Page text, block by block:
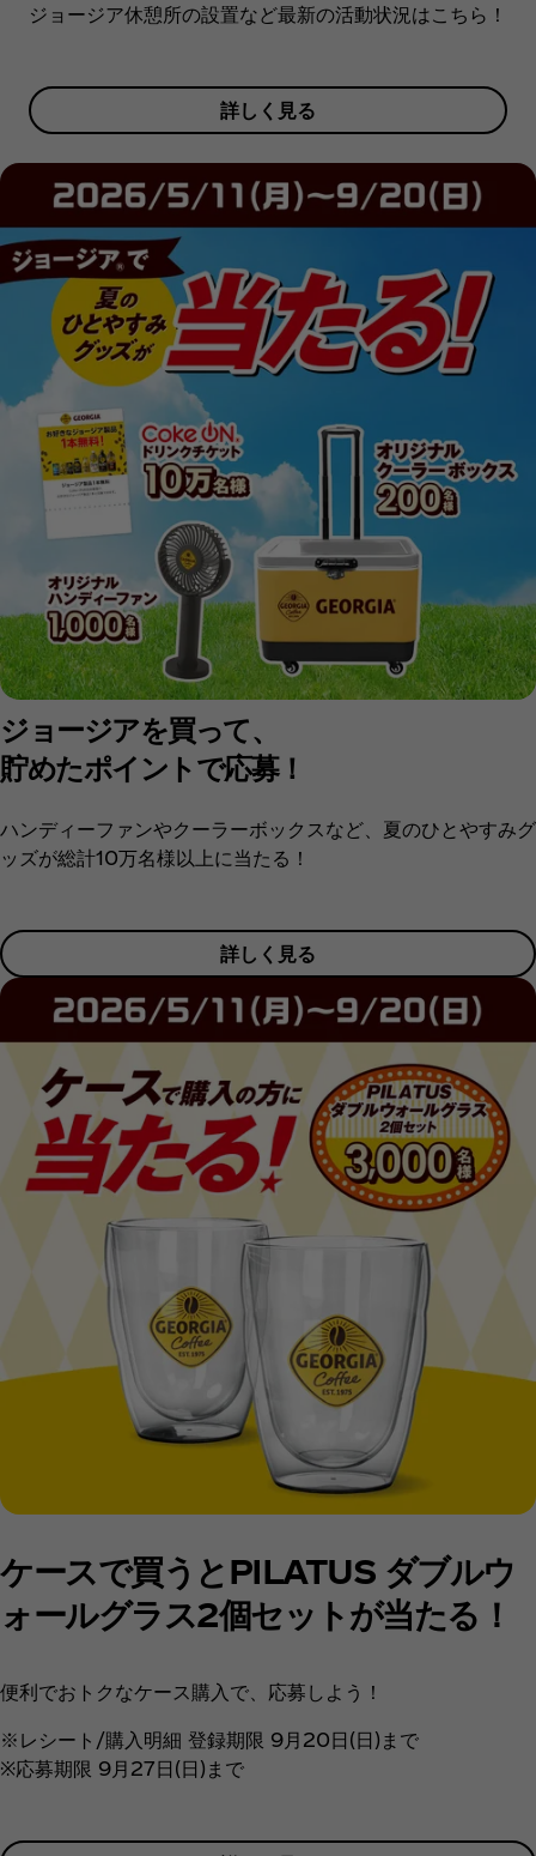
ジョージア休憩所の設置など最新の活動状況はこちら！
詳しく見る
ジョージアを買って、
貯めたポイントで応募！
ハンディーファンやクーラーボックスなど、夏のひとやすみグ
ッズが総計10万名様以上に当たる！
詳しく見る
ケースで買うとPILATUS ダブルウ
ォールグラス2個セットが当たる！
便利でおトクなケース購入で、応募しよう！
※レシート/購入明細 登録期限 9月20日(日)まで
※応募期限 9月27日(日)まで